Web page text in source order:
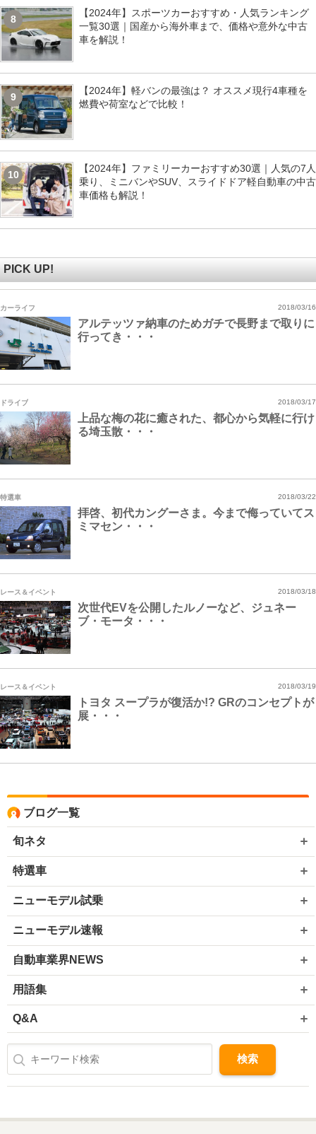
8
【2024年】スポーツカーおすすめ・人気ランキング
一覧30選｜国産から海外車まで、価格や意外な中古
車を解説！
9
【2024年】軽バンの最強は？ オススメ現行4車種を
燃費や荷室などで比較！
10
【2024年】ファミリーカーおすすめ30選｜人気の7人
乗り、ミニバンやSUV、スライドドア軽自動車の中古
車価格も解説！
PICK UP!
カーライフ
アルテッツァ納車のためガチで長野まで取りに
行ってき・・・
2018/03/16
ドライブ
上品な梅の花に癒された、都心から気軽に行け
る埼玉散・・・
2018/03/17
特選車
拝啓、初代カングーさま。今まで侮っていてス
ミマセン・・・
2018/03/22
レース＆イベント
次世代EVを公開したルノーなど、ジュネー
ブ・モータ・・・
2018/03/18
レース＆イベント
トヨタ スープラが復活か!? GRのコンセプトが
展・・・
2018/03/19
ブログ一覧
旬ネタ
特選車
ニューモデル試乗
ニューモデル速報
自動車業界NEWS
用語集
Q&A